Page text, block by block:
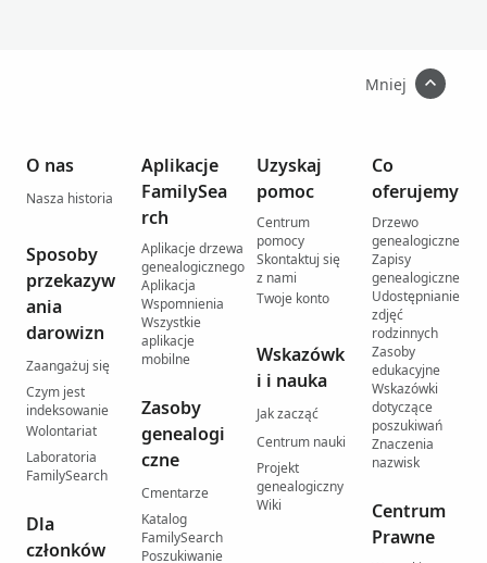
Mniej
O nas
Nasza historia
Sposoby
przekazyw
ania
darowizn
Zaangażuj się
Czym jest
indeksowanie
Wolontariat
Laboratoria
FamilySearch
Dla
członków
Aplikacje
FamilySea
rch
Aplikacje drzewa
genealogicznego
Aplikacja
Wspomnienia
Wszystkie
aplikacje
mobilne
Zasoby
genealogi
czne
Cmentarze
Katalog
FamilySearch
Poszukiwanie
Uzyskaj
pomoc
Centrum
pomocy
Skontaktuj się
z nami
Twoje konto
Wskazówk
i i nauka
Jak zacząć
Centrum nauki
Projekt
genealogiczny
Wiki
Co
oferujemy
Drzewo
genealogiczne
Zapisy
genealogiczne
Udostępnianie
zdjęć
rodzinnych
Zasoby
edukacyjne
Wskazówki
dotyczące
poszukiwań
Znaczenia
nazwisk
Centrum
Prawne